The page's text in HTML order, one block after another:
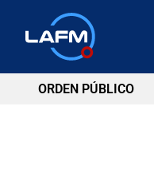
ORDEN PÚBLICO